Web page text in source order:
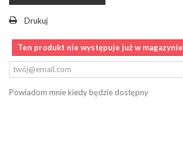
Drukuj
Ten produkt nie występuje już w magazynie
Powiadom mnie kiedy będzie dostępny